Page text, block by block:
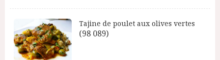
Tajine de poulet aux olives vertes
(98 089)